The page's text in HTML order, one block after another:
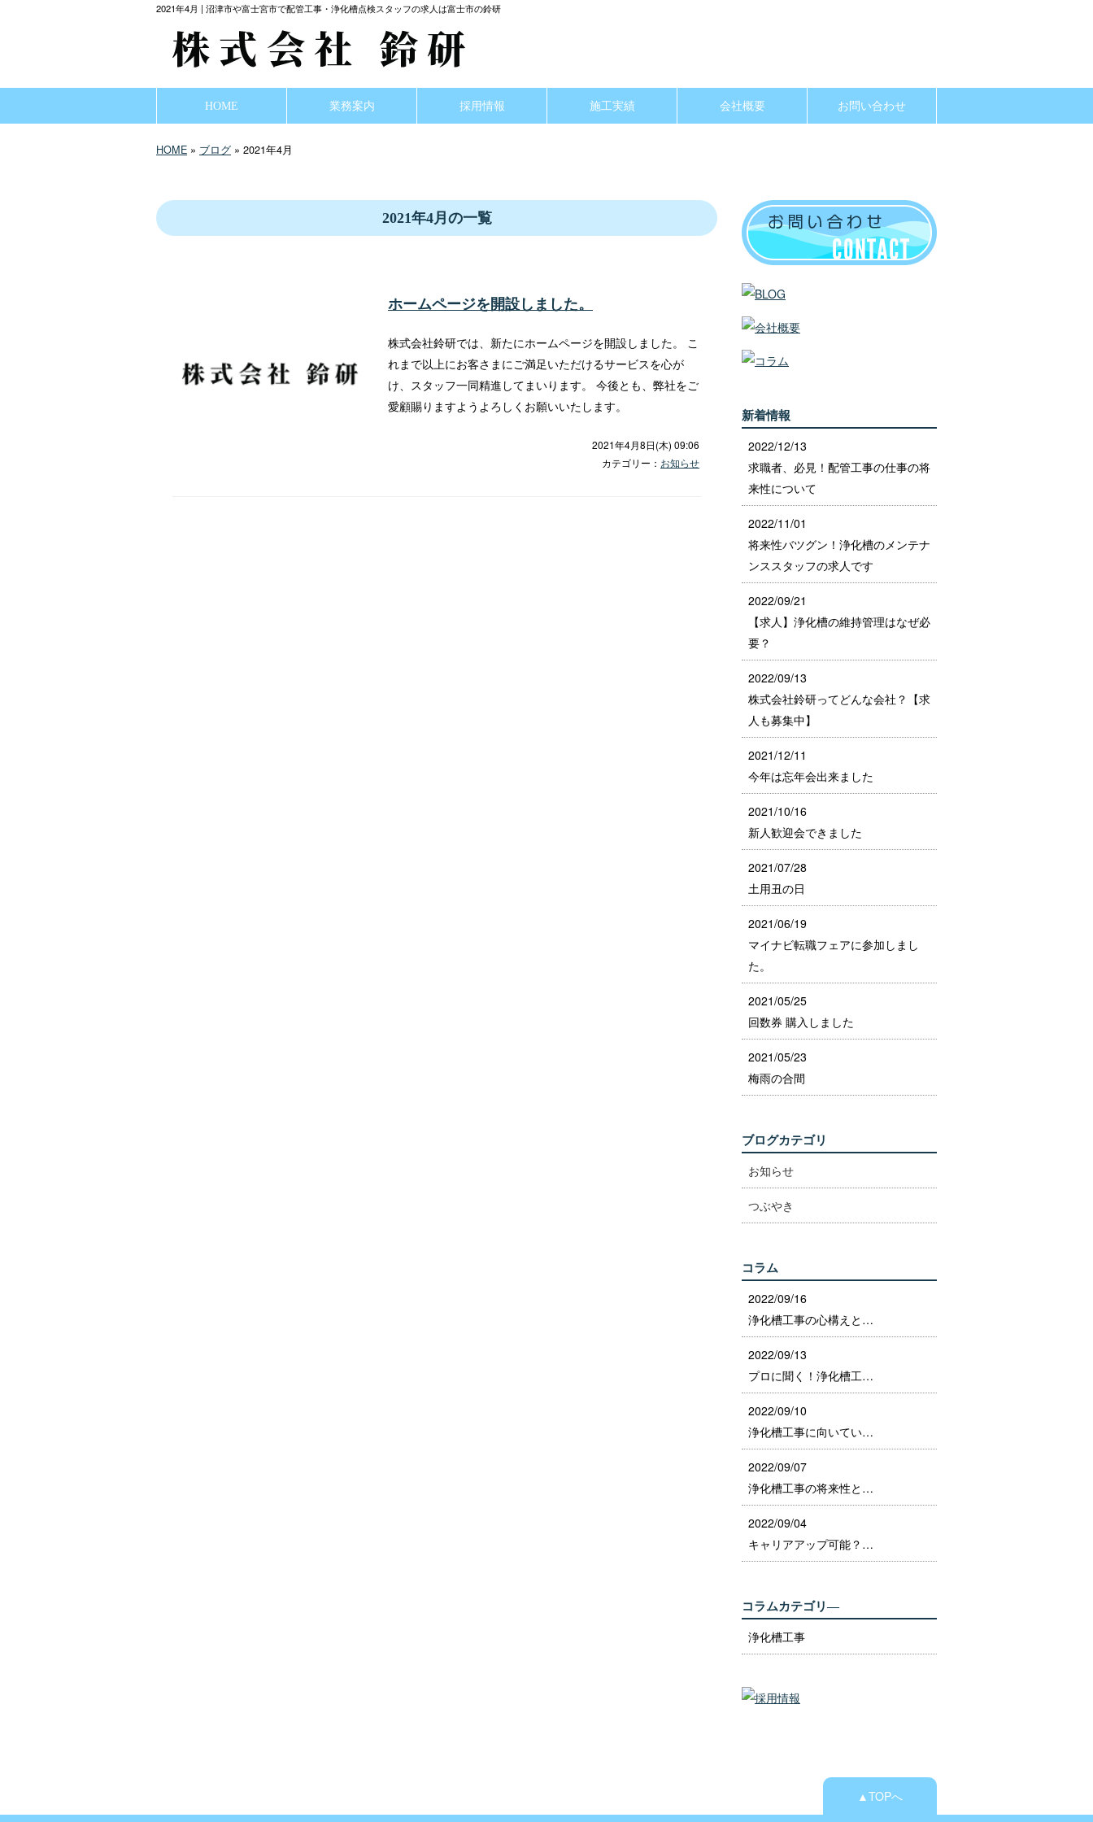
2021年4月 | 沼津市や富士宮市で配管工事・浄化槽点検スタッフの求人は富士市の鈴研
HOME 業務案内 採用情報 施工実績 会社概要 お問い合わせ
HOME » ブログ » 2021年4月
2021年4月の一覧
ホームページを開設しました。
株式会社鈴研では、新たにホームページを開設しました。 こ
れまで以上にお客さまにご満足いただけるサービスを心が
け、スタッフ一同精進してまいります。 今後とも、弊社をご
愛顧賜りますようよろしくお願いいたします。
2021年4月8日(木) 09:06
カテゴリー： お知らせ
新着情報
2022/12/13
求職者、必見！配管工事の仕事の将
来性について
2022/11/01
将来性バツグン！浄化槽のメンテナ
ンススタッフの求人です
2022/09/21
【求人】浄化槽の維持管理はなぜ必
要？
2022/09/13
株式会社鈴研ってどんな会社？【求
人も募集中】
2021/12/11
今年は忘年会出来ました
2021/10/16
新人歓迎会できました
2021/07/28
土用丑の日
2021/06/19
マイナビ転職フェアに参加しまし
た。
2021/05/25
回数券 購入しました
2021/05/23
梅雨の合間
ブログカテゴリ
お知らせ
つぶやき
コラム
2022/09/16
浄化槽工事の心構えと…
2022/09/13
プロに聞く！浄化槽工…
2022/09/10
浄化槽工事に向いてい…
2022/09/07
浄化槽工事の将来性と…
2022/09/04
キャリアアップ可能？…
コラムカテゴリ―
浄化槽工事
▲TOPへ